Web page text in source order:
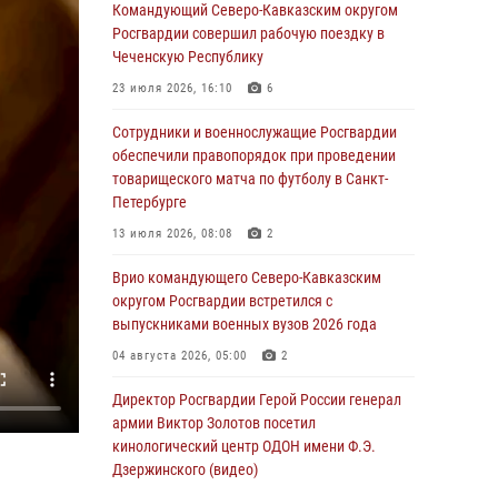
Донецке (видео)
07 августа 2026, 04:00 1
При силовой поддержке спецназа
подозреваемые в мошенничестве в сфере
страхования (видео)
07 августа 2026, 03:34 1
Учебно-методический сбор с начальниками
Сибирского округа Росгвардии завершился в
Омске
07 августа 2026, 02:53 3
специалистов организационно-штатных
подразделений Росгвардии с
профессиональным праздником
06 августа 2026, 21:01
Командующий Северо-Кавказским округом
Росгвардии совершил рабочую поездку в
Чеченскую Республику
23 июля 2026, 16:10 6
Сотрудники и военнослужащие Росгвардии
обеспечили правопорядок при проведении
товарищеского матча по футболу в Санкт-
Петербурге
13 июля 2026, 08:08 2
Врио командующего Северо-Кавказским
округом Росгвардии встретился с
выпускниками военных вузов 2026 года
04 августа 2026, 05:00 2
Директор Росгвардии Герой России генерал
армии Виктор Золотов посетил
кинологический центр ОДОН имени Ф.Э.
Дзержинского (видео)